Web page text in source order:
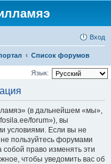
Вход
Список форумов
Язык:
(в дальнейшем «мы»,
forum»), вы
условиями. Если вы не
пользуйтесь форумами
право изменять эти
чтобы уведомить вас об